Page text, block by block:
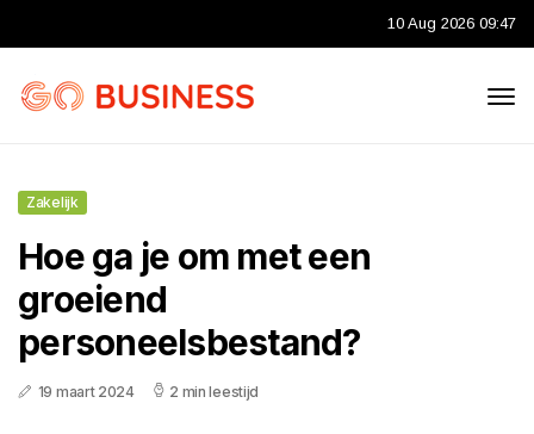
10 Aug 2026 09:47
Zakelijk
Hoe ga je om met een
groeiend
personeelsbestand?
19 maart 2024 2 min leestijd